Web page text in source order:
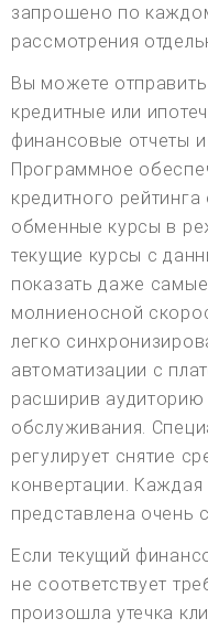
запрошено по
рассмотрения
Вы можете
кредитные или
финансовые отчеты
Программное
кредитного
обменные курсы в
текущие курсы с
показать даже
молниеносной
легко
автоматизации с
расширив аудиторию
обслуживания.
регулирует снятие
конвертации.
представлена очень
Если текущий
не соответствует
произошла утечка